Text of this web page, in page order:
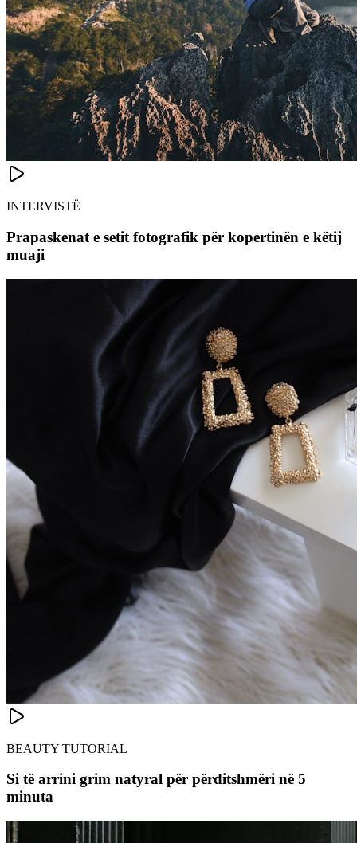
INTERVISTË
Prapaskenat e setit fotografik për kopertinën e këtij
muaji
BEAUTY TUTORIAL
Si të arrini grim natyral për përditshmëri në 5
minuta